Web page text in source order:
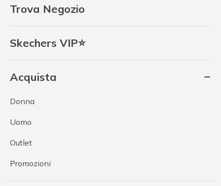
Trova Negozio
Skechers VIP⭐
Acquista
Donna
Uomo
Outlet
Promozioni